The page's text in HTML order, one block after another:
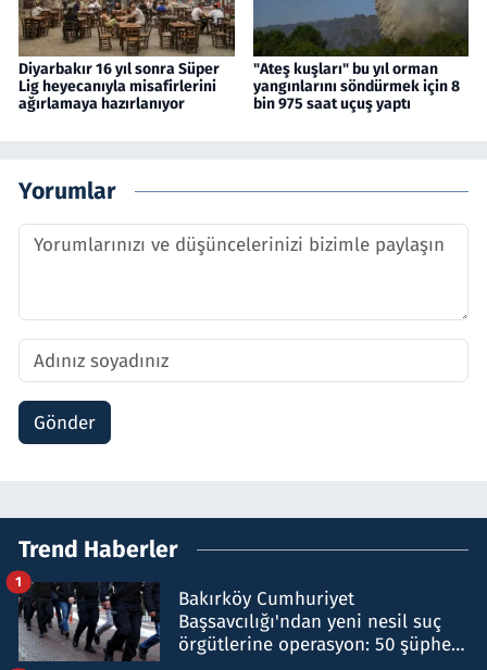
Diyarbakır 16 yıl sonra Süper
Lig heyecanıyla misafirlerini
ağırlamaya hazırlanıyor
"Ateş kuşları" bu yıl orman
yangınlarını söndürmek için 8
bin 975 saat uçuş yaptı
Yorumlar
Gönder
Trend Haberler
Bakırköy Cumhuriyet
Başsavcılığı'ndan yeni nesil suç
örgütlerine operasyon: 50 şüpheli
1